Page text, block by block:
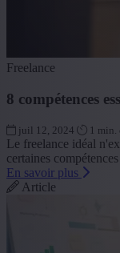
Freelance
8 compétences
juil 12, 2024 1 min.
Le freelance idéal
certaines
En savoir plus
Article